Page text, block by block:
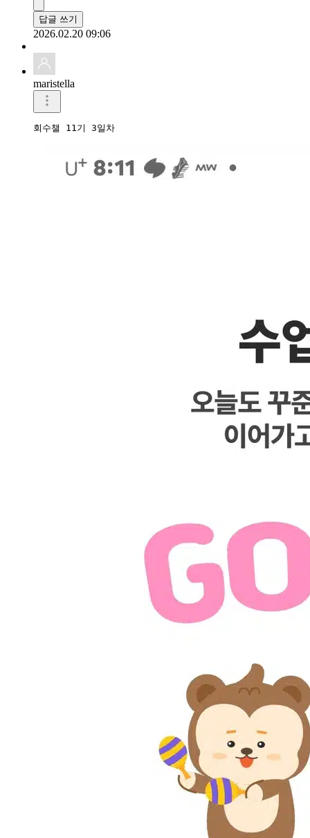
답글 쓰기
2026.02.20 09:06
maristella
회수챌 11기 3일차